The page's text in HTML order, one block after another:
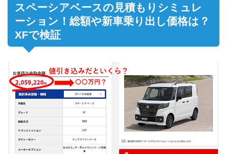
スペーシアベースの見積もりシミュレ
ーション！総額や新車乗り出し価格は？
XFで検証